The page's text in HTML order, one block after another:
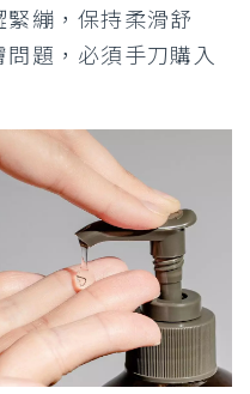
繃，保持柔滑舒
題，必須手刀購入